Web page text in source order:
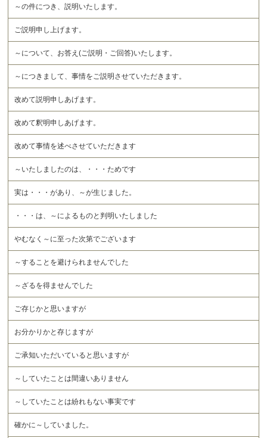
～の件につき、説明いたします。
ご説明申し上げます。
～について、お答え(ご説明・ご回答)いたします。
～につきまして、事情をご説明させていただきます。
改めて説明申しあげます。
改めて釈明申しあげます。
改めて事情を述べさせていただきます
～いたしましたのは、・・・ためです
実は・・・があり、～が生じました。
・・・は、～によるものと判明いたしました
やむなく～に至った次第でございます
～することを避けられませんでした
～ざるを得ませんでした
ご存じかと思いますが
お分かりかと存じますが
ご承知いただいていると思いますが
～していたことは間違いありません
～していたことは紛れもない事実です
確かに～していました。